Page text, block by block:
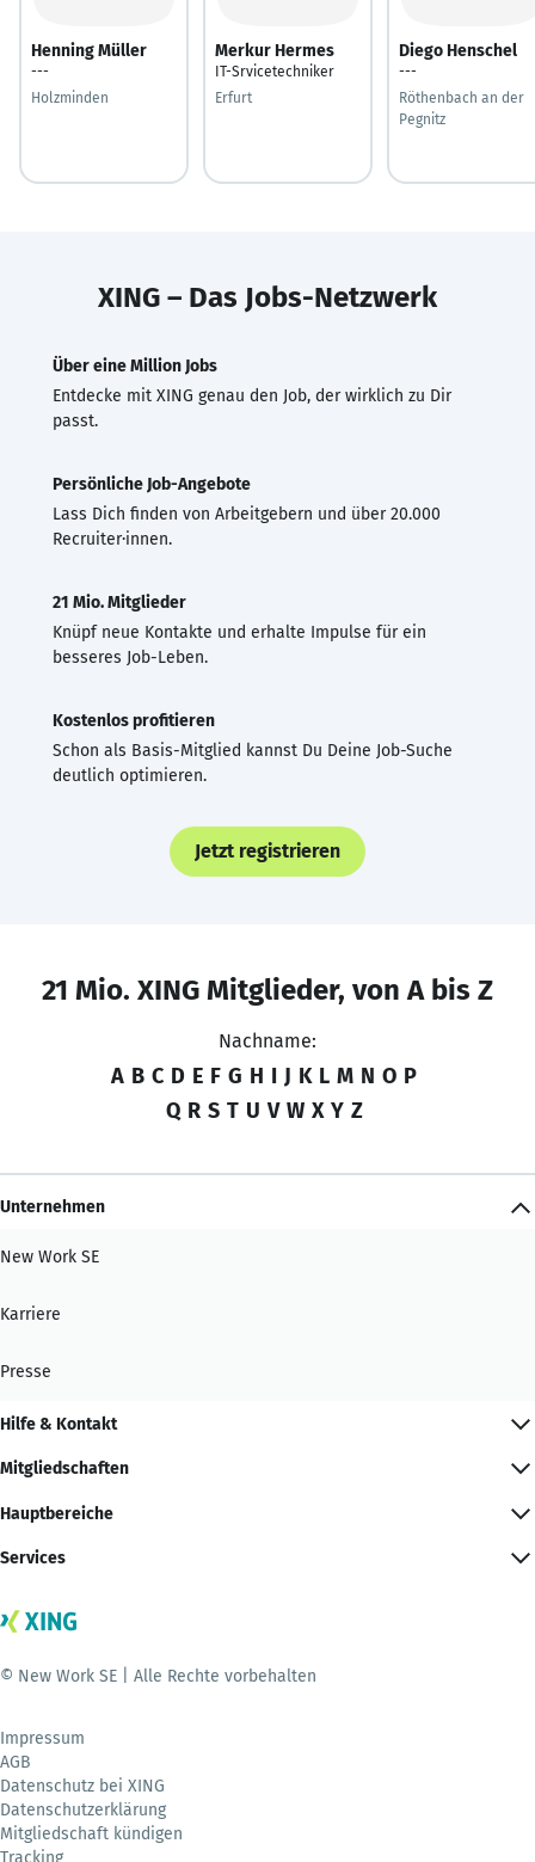
Henning Müller
---
Holzminden
Merkur Hermes
IT-Srvicetechniker
Erfurt
Diego Henschel
---
Röthenbach an der
Pegnitz
XING – Das Jobs-Netzwerk
Über eine Million Jobs
Entdecke mit XING genau den Job, der wirklich zu Dir
passt.
Persönliche Job-Angebote
Lass Dich finden von Arbeitgebern und über 20.000
Recruiter·innen.
21 Mio. Mitglieder
Knüpf neue Kontakte und erhalte Impulse für ein
besseres Job-Leben.
Kostenlos profitieren
Schon als Basis-Mitglied kannst Du Deine Job-Suche
deutlich optimieren.
Jetzt registrieren
21 Mio. XING Mitglieder, von A bis Z
Nachname:
A B C D E F G H I J K L M N O P
Q R S T U V W X Y Z
Unternehmen
New Work SE
Karriere
Presse
Hilfe & Kontakt
Mitgliedschaften
Hauptbereiche
Services
© New Work SE | Alle Rechte vorbehalten
Impressum
AGB
Datenschutz bei XING
Datenschutzerklärung
Mitgliedschaft kündigen
Tracking